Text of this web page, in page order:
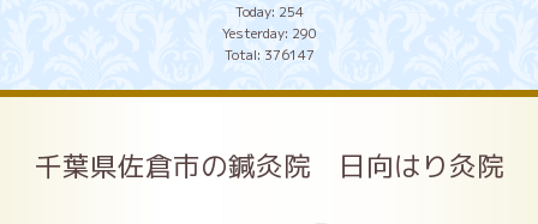
Today: 254
Yesterday: 290
Total: 376147
千葉県佐倉市の鍼灸院 日向はり灸院